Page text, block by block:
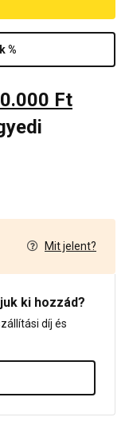
%
Ft
Mit jelent?
ki hozzád?
díj és